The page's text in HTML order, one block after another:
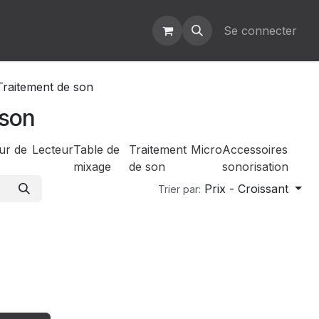
Se connecter
de son
de LecteurTable de
mixage
Traitement
de son
MicroAccessoires
sonorisation
Trier par: Prix - Croissant